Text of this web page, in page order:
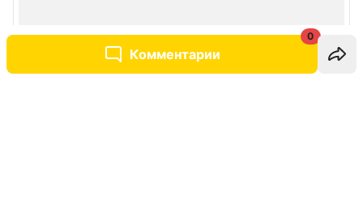
Комментарии
0